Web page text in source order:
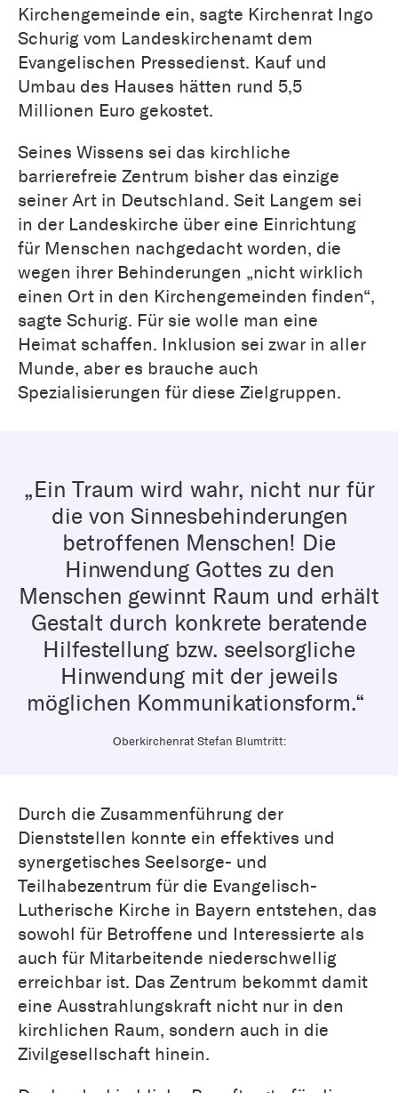
Kirchengemeinde ein, sagte Kirchenrat Ingo
Schurig vom Landeskirchenamt dem
Evangelischen Pressedienst. Kauf und
Umbau des Hauses hätten rund 5,5
Millionen Euro gekostet.
Seines Wissens sei das kirchliche
barrierefreie Zentrum bisher das einzige
seiner Art in Deutschland. Seit Langem sei
in der Landeskirche über eine Einrichtung
für Menschen nachgedacht worden, die
wegen ihrer Behinderungen „nicht wirklich
einen Ort in den Kirchengemeinden finden“,
sagte Schurig. Für sie wolle man eine
Heimat schaffen. Inklusion sei zwar in aller
Munde, aber es brauche auch
Spezialisierungen für diese Zielgruppen.
„Ein Traum wird wahr, nicht nur für
die von Sinnesbehinderungen
betroffenen Menschen! Die
Hinwendung Gottes zu den
Menschen gewinnt Raum und erhält
Gestalt durch konkrete beratende
Hilfestellung bzw. seelsorgliche
Hinwendung mit der jeweils
möglichen Kommunikationsform.“
Oberkirchenrat Stefan Blumtritt:
Durch die Zusammenführung der
Dienststellen konnte ein effektives und
synergetisches Seelsorge- und
Teilhabezentrum für die Evangelisch-
Lutherische Kirche in Bayern entstehen, das
sowohl für Betroffene und Interessierte als
auch für Mitarbeitende niederschwellig
erreichbar ist. Das Zentrum bekommt damit
eine Ausstrahlungskraft nicht nur in den
kirchlichen Raum, sondern auch in die
Zivilgesellschaft hinein.